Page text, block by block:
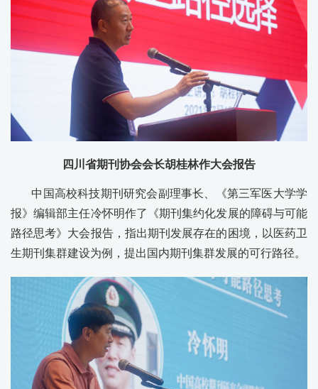
四川省期刊协会会长胡桂林作大会报告
中国高校科技期刊研究会副理事长、《第三军医大学学
报》编辑部主任冷怀明作了《期刊集约化发展的障碍与可能
路径思考》大会报告，指出期刊发展存在的困境，以医药卫
生期刊集群建设为例，提出国内期刊集群发展的可行路径。